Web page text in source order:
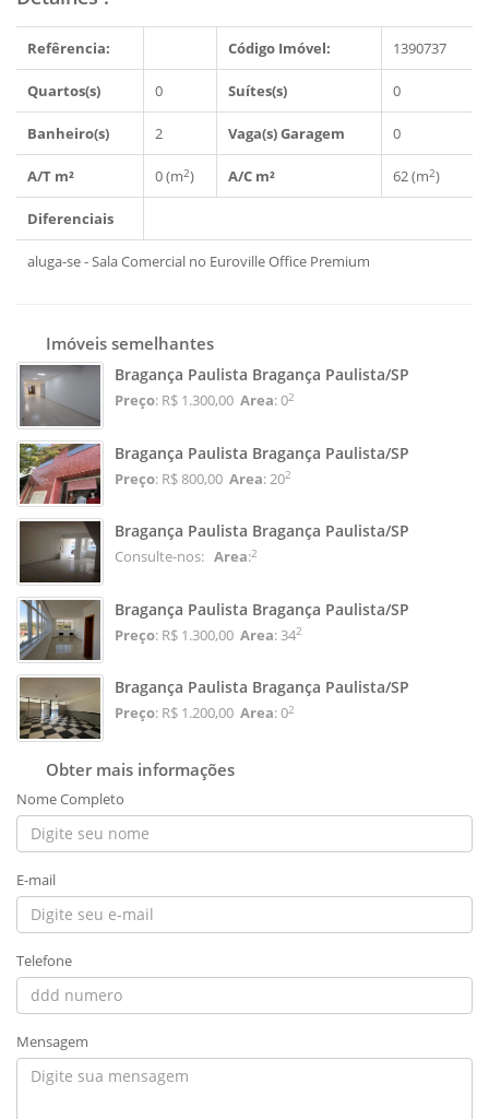
Refêrencia: Código Imóvel: 1390737
Quartos(s) 0 Suítes(s) 0
Banheiro(s) 2 Vaga(s) Garagem 0
A/T m² 0 (m2) A/C m² 62 (m2)
Diferenciais
aluga-se - Sala Comercial no Euroville Office Premium
Imóveis semelhantes
Bragança Paulista Bragança Paulista/SP
Preço: R$ 1.300,00 Area: 02
Bragança Paulista Bragança Paulista/SP
Preço: R$ 800,00 Area: 202
Bragança Paulista Bragança Paulista/SP
Consulte-nos: Area:2
Bragança Paulista Bragança Paulista/SP
Preço: R$ 1.300,00 Area: 342
Bragança Paulista Bragança Paulista/SP
Preço: R$ 1.200,00 Area: 02
Obter mais informações
Nome Completo
E-mail
Telefone
Mensagem